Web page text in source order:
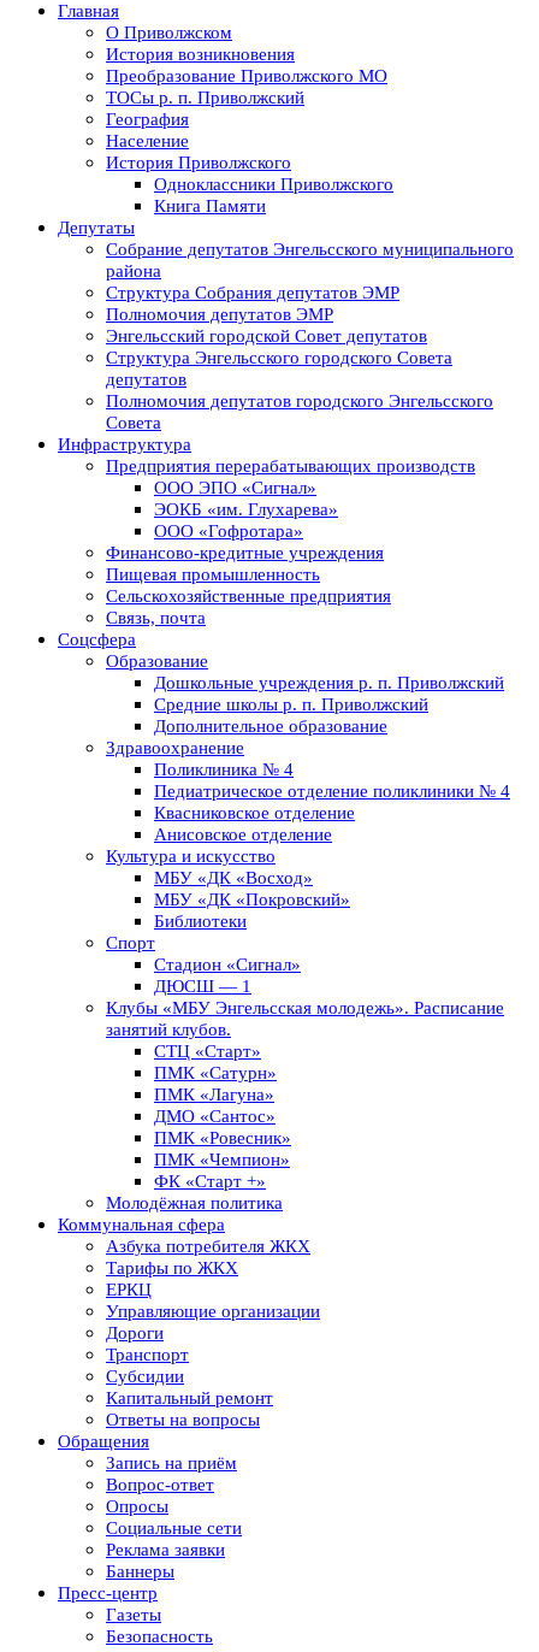
Главная
О Приволжском
История возникновения
Преобразование Приволжского МО
ТОСы р. п. Приволжский
География
Население
История Приволжского
Одноклассники Приволжского
Книга Памяти
Депутаты
Собрание депутатов Энгельсского муниципального
района
Структура Собрания депутатов ЭМР
Полномочия депутатов ЭМР
Энгельсский городской Совет депутатов
Структура Энгельсского городского Совета
депутатов
Полномочия депутатов городского Энгельсского
Совета
Инфраструктура
Предприятия перерабатывающих производств
ООО ЭПО «Сигнал»
ЭОКБ «им. Глухарева»
ООО «Гофротара»
Финансово-кредитные учреждения
Пищевая промышленность
Сельскохозяйственные предприятия
Связь, почта
Соцсфера
Образование
Дошкольные учреждения р. п. Приволжский
Средние школы р. п. Приволжский
Дополнительное образование
Здравоохранение
Поликлиника № 4
Педиатрическое отделение поликлиники № 4
Квасниковское отделение
Анисовское отделение
Культура и искусство
МБУ «ДК «Восход»
МБУ «ДК «Покровский»
Библиотеки
Спорт
Стадион «Сигнал»
ДЮСШ — 1
Клубы «МБУ Энгельсская молодежь». Расписание
занятий клубов.
СТЦ «Старт»
ПМК «Сатурн»
ПМК «Лагуна»
ДМО «Сантос»
ПМК «Ровесник»
ПМК «Чемпион»
ФК «Старт +»
Молодёжная политика
Коммунальная сфера
Азбука потребителя ЖКХ
Тарифы по ЖКХ
ЕРКЦ
Управляющие организации
Дороги
Транспорт
Субсидии
Капитальный ремонт
Ответы на вопросы
Обращения
Запись на приём
Вопрос-ответ
Опросы
Социальные сети
Реклама заявки
Баннеры
Пресс-центр
Газеты
Безопасность